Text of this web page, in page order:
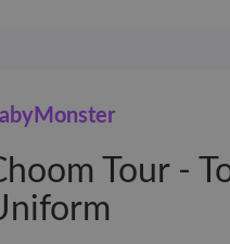
Tour -